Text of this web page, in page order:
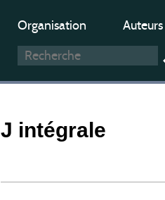
Organisation Auteurs
J intégrale